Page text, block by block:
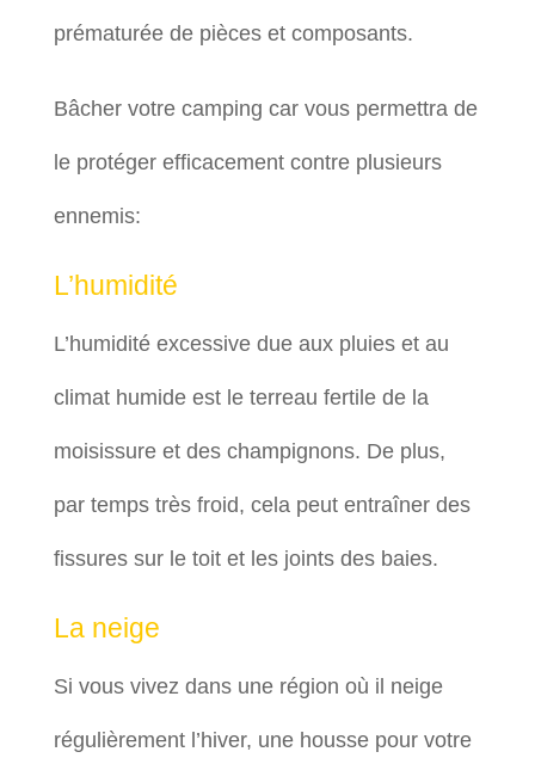
prématurée de pièces et composants.
Bâcher votre camping car vous permettra de
le protéger efficacement contre plusieurs
ennemis:
L’humidité
L’humidité excessive due aux pluies et au
climat humide est le terreau fertile de la
moisissure et des champignons. De plus,
par temps très froid, cela peut entraîner des
fissures sur le toit et les joints des baies.
La neige
Si vous vivez dans une région où il neige
régulièrement l’hiver, une housse pour votre